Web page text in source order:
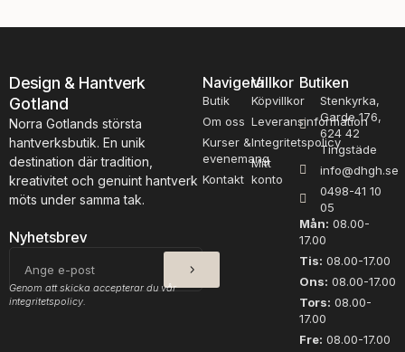
Design & Hantverk
Gotland
Norra Gotlands största
hantverksbutik. En unik
destination där tradition,
kreativitet och genuint hantverk
möts under samma tak.
Nyhetsbrev
post
SKICKA
Genom att skicka accepterar du vår
integritetspolicy.
Navigera
Butik
Om oss
Kurser &
evenemang
Kontakt
Villkor
Köpvillkor
Leveransinformation
Integritetspolicy
Mitt
konto
Butiken
Stenkyrka,
Garde 176,
624 42
Tingstäde
info@dhgh.se
0498-41 10
05
Mån: 08.00-
17.00
Tis: 08.00-17.00
Ons: 08.00-17.00
Tors: 08.00-
17.00
Fre: 08.00-17.00